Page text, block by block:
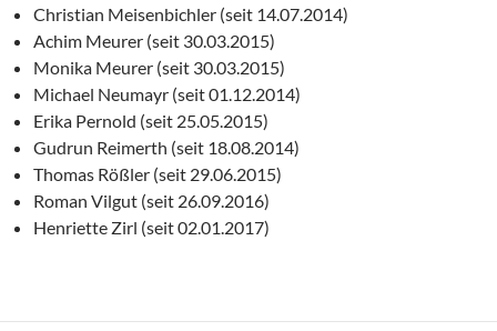
Christian Meisenbichler (seit 14.07.2014)
Achim Meurer (seit 30.03.2015)
Monika Meurer (seit 30.03.2015)
Michael Neumayr (seit 01.12.2014)
Erika Pernold (seit 25.05.2015)
Gudrun Reimerth (seit 18.08.2014)
Thomas Rößler (seit 29.06.2015)
Roman Vilgut (seit 26.09.2016)
Henriette Zirl (seit 02.01.2017)